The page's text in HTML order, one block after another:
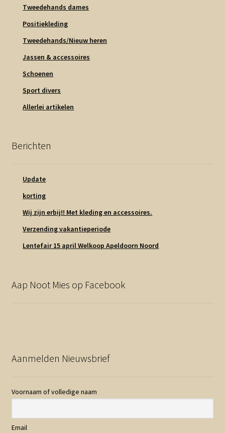
Tweedehands dames
Positiekleding
Tweedehands/Nieuw heren
Jassen & accessoires
Schoenen
Sport divers
Allerlei artikelen
Berichten
Update
korting
Wij zijn erbij!! Met kleding en accessoires.
Verzending vakantieperiode
Lentefair 15 april Welkoop Apeldoorn Noord
Aap Noot Mies op Facebook
Aanmelden Nieuwsbrief
Voornaam of volledige naam
Email